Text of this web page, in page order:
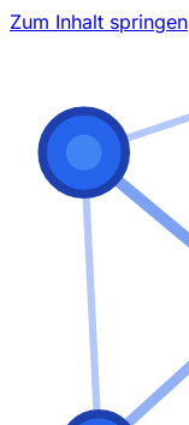
Zum Inhalt springen